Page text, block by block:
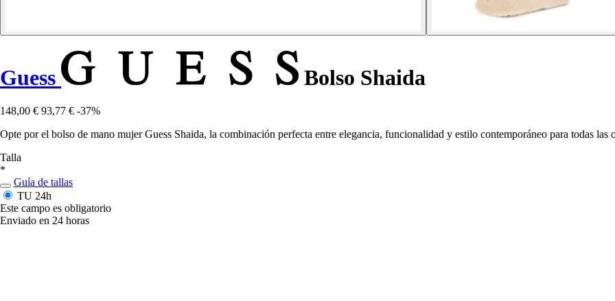
Guess Bolso Shaida
148,00 € 93,77 € -37%
Opte por el bolso de mano mujer Guess Shaida, la combinación perfecta entre elegancia, funcionalidad y estilo contemporáneo para todas las
Talla
*
Guía de tallas
TU 24h
Este campo es obligatorio
Enviado en 24 horas